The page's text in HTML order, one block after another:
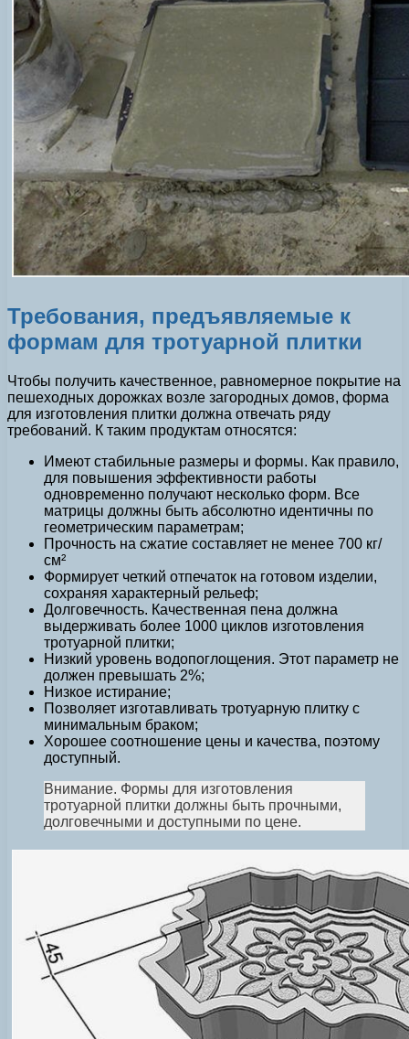
Требования, предъявляемые к
формам для тротуарной плитки
Чтобы получить качественное, равномерное покрытие на
пешеходных дорожках возле загородных домов, форма
для изготовления плитки должна отвечать ряду
требований. К таким продуктам относятся:
Имеют стабильные размеры и формы. Как правило,
для повышения эффективности работы
одновременно получают несколько форм. Все
матрицы должны быть абсолютно идентичны по
геометрическим параметрам;
Прочность на сжатие составляет не менее 700 кг/
см²
Формирует четкий отпечаток на готовом изделии,
сохраняя характерный рельеф;
Долговечность. Качественная пена должна
выдерживать более 1000 циклов изготовления
тротуарной плитки;
Низкий уровень водопоглощения. Этот параметр не
должен превышать 2%;
Низкое истирание;
Позволяет изготавливать тротуарную плитку с
минимальным браком;
Хорошее соотношение цены и качества, поэтому
доступный.
Внимание. Формы для изготовления
тротуарной плитки должны быть прочными,
долговечными и доступными по цене.